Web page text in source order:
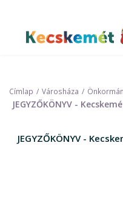
tartalomra
Kecskemét
Címlap Városháza
JEGYZŐKÖNYV -
JEGYZŐKÖNYV -